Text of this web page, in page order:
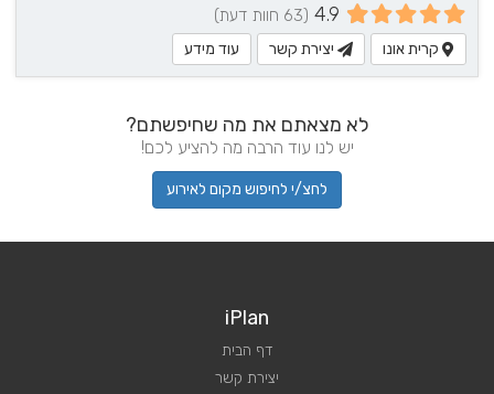
4.9 (63 חוות דעת)
קרית אונו יצירת קשר עוד מידע
לא מצאתם את מה שחיפשתם?
יש לנו עוד הרבה מה להציע לכם!
לחצ/י לחיפוש מקום לאירוע
iPlan
דף הבית
יצירת קשר